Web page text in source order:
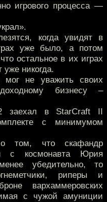
игрового процесса —
когда увидят в
уже было, а потом
остальное в их играх
никогда.
мог не уважить своих
бизнесу –
заехал в StarCraft II
с минимумом
том, что скафандр
с космонавта Юрия
убедительно, то
риперы и
вархаммеровских
с чужой амуниции